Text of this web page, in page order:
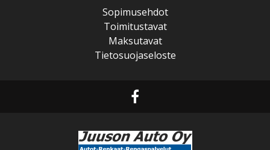
Sopimusehdot
Toimitustavat
Maksutavat
Tietosuojaseloste